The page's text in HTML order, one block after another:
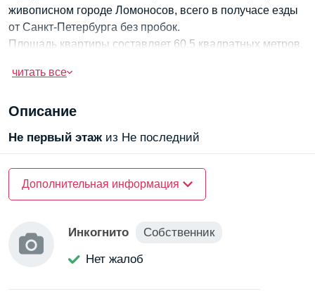
Описание
Не первый этаж из Не последний
О доме
Материал стен —
О квартире
Дополнительная информация
живописном городе Ломоносов, всего в получасе езды
от Санкт-Петербурга без пробок.
Площадь квартиры составляет 60,5 квадратных метров,
ухоженного здания.
предложение привлекательным.
читать все
Инкогнито
Собственник
Нет жалоб